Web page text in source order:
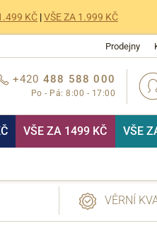
KČ |VŠE ZA 1.999 KČ
Prodejny
+420 488 588 000
Po - Pá: 8:00 - 17:00
VŠE ZA 1499 KČ VŠE
VĚRNÍ